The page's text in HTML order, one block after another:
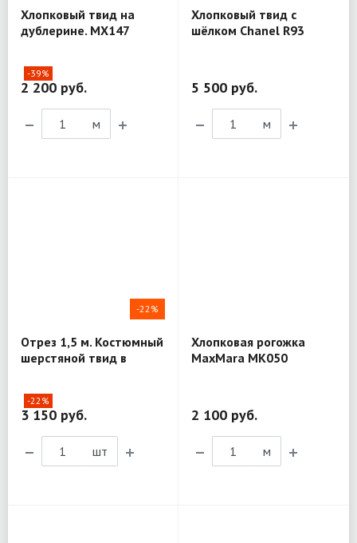
Хлопковый твид на
дублерине. MX147
-39%
2 200 руб.
м
Хлопковый твид с
шёлком Chanel R93
5 500 руб.
м
-22%
Отрез 1,5 м. Костюмный
шерстяной твид в
-22%
3 150 руб.
шт
Хлопковая рогожка
MaxMara MK050
2 100 руб.
м